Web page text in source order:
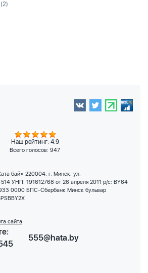
(2)
Наш рейтинг: 4.9
Всего голосов: 947
бай» 220004, г. Минск, ул.
УНП: 191612768 от 26 апреля 2011 р/с: BY64
0000 БПС-Сбербанк Минск бульвар
сайта
555@hata.by